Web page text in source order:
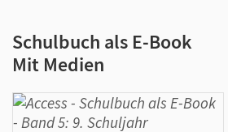
Schulbuch als E-Book
Mit Medien